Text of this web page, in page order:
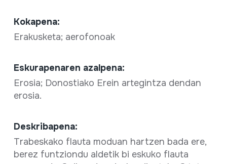
Kokapena:
Erakusketa; aerofonoak
Eskurapenaren azalpena:
Erosia; Donostiako Erein artegintza dendan
erosia.
Deskribapena:
Trabeskako flauta moduan hartzen bada ere,
berez funtziondu aldetik bi eskuko flauta